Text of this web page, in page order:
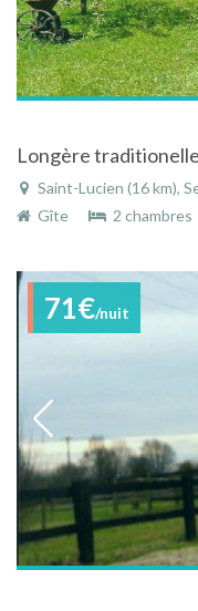
Saint-Lucien (16 km),
Gîte
2 chambres
71€/nuit